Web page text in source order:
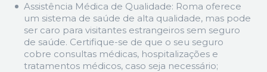
Assistência Médica de Qualidade: Roma oferece
um sistema de saúde de alta qualidade, mas pode
ser caro para visitantes estrangeiros sem seguro
de saúde. Certifique-se de que o seu seguro
cobre consultas médicas, hospitalizações e
tratamentos médicos, caso seja necessário;